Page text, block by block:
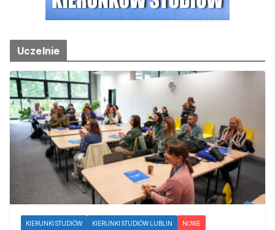
Uczelnie
KIERUNKI STUDIÓW KIERUNKI STUDIÓW LUBLIN NOWE